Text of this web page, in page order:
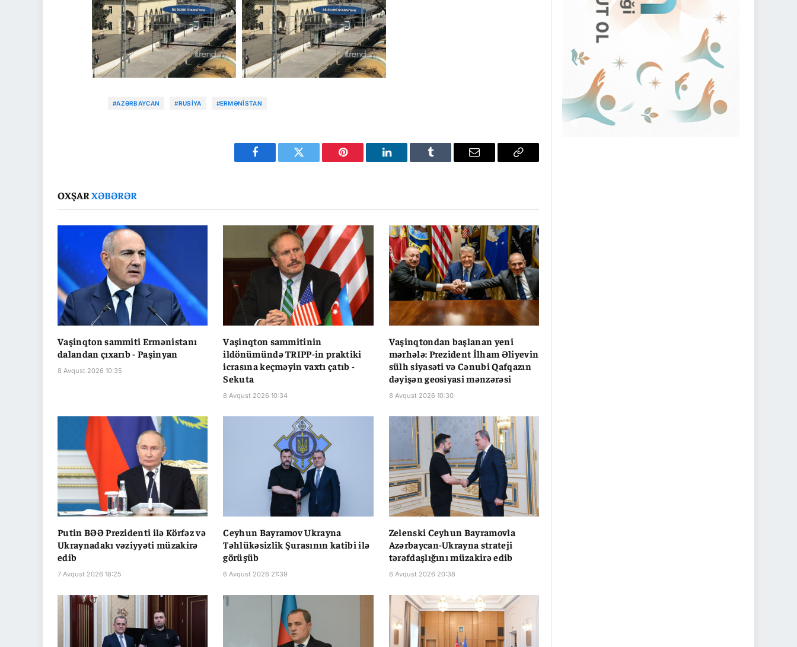
#AZƏRBAYCAN #RUSIYA #ERMƏNISTAN
Facebook Twitter Pinterest LinkedIn Tumblr Email
Copy
OXŞARXƏBƏRƏR
Vaşinqton sammiti Ermənistanı
dalandan çıxarıb - Paşinyan
8 Avqust 2026 10:35
Vaşinqton sammitinin
ildönümündə TRIPP-in praktiki
icrasına keçməyin vaxtı çatıb -
Sekuta
8 Avqust 2026 10:34
Vaşinqtondan başlanan yeni
mərhələ: Prezident İlham Əliyevin
sülh siyasəti və Cənubi Qafqazın
dəyişən geosiyasi mənzərəsi
8 Avqust 2026 10:30
Putin BƏƏ Prezidenti ilə Körfəz və
Ukraynadakı vəziyyəti müzakirə
edib
7 Avqust 2026 18:25
Ceyhun Bayramov Ukrayna
Təhlükəsizlik Şurasının katibi ilə
görüşüb
6 Avqust 2026 21:39
Zelenski Ceyhun Bayramovla
Azərbaycan-Ukrayna strateji
tərəfdaşlığını müzakirə edib
6 Avqust 2026 20:38